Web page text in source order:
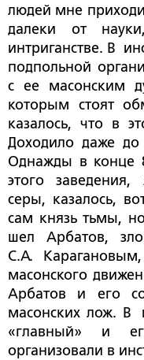
людей мне
далеки от
интриганстве. В
подпольной
с ее масонским
которым стоят
казалось, что в
Доходило даже до
Однажды в конце
этого
серы, казалось,
сам князь тьмы,
шел Арбатов,
С.А.
масонского
Арбатов и его
масонских лож. В
«главный» и
организовали в